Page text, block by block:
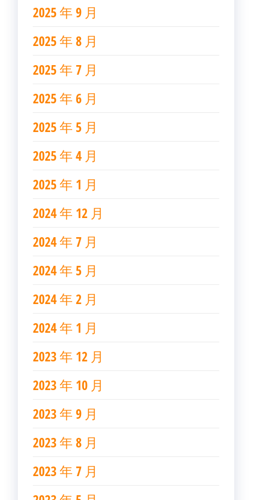
2025 年 9 月
2025 年 8 月
2025 年 7 月
2025 年 6 月
2025 年 5 月
2025 年 4 月
2025 年 1 月
2024 年 12 月
2024 年 7 月
2024 年 5 月
2024 年 2 月
2024 年 1 月
2023 年 12 月
2023 年 10 月
2023 年 9 月
2023 年 8 月
2023 年 7 月